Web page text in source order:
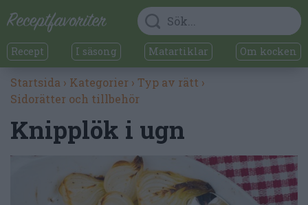
Recept I säsong Matartiklar Om kocken
Startsida › Kategorier › Typ av rätt ›
Sidorätter och tillbehör
Knipplök i ugn